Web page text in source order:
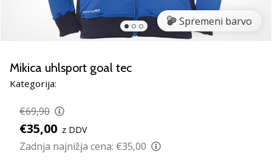
kot
brend
Prikaži
Spremeni barvo
Mikica uhlsport goal tec
Kategorija:
€69,90
€35,00 z DDV
Zadnja najnižja cena: €35,00